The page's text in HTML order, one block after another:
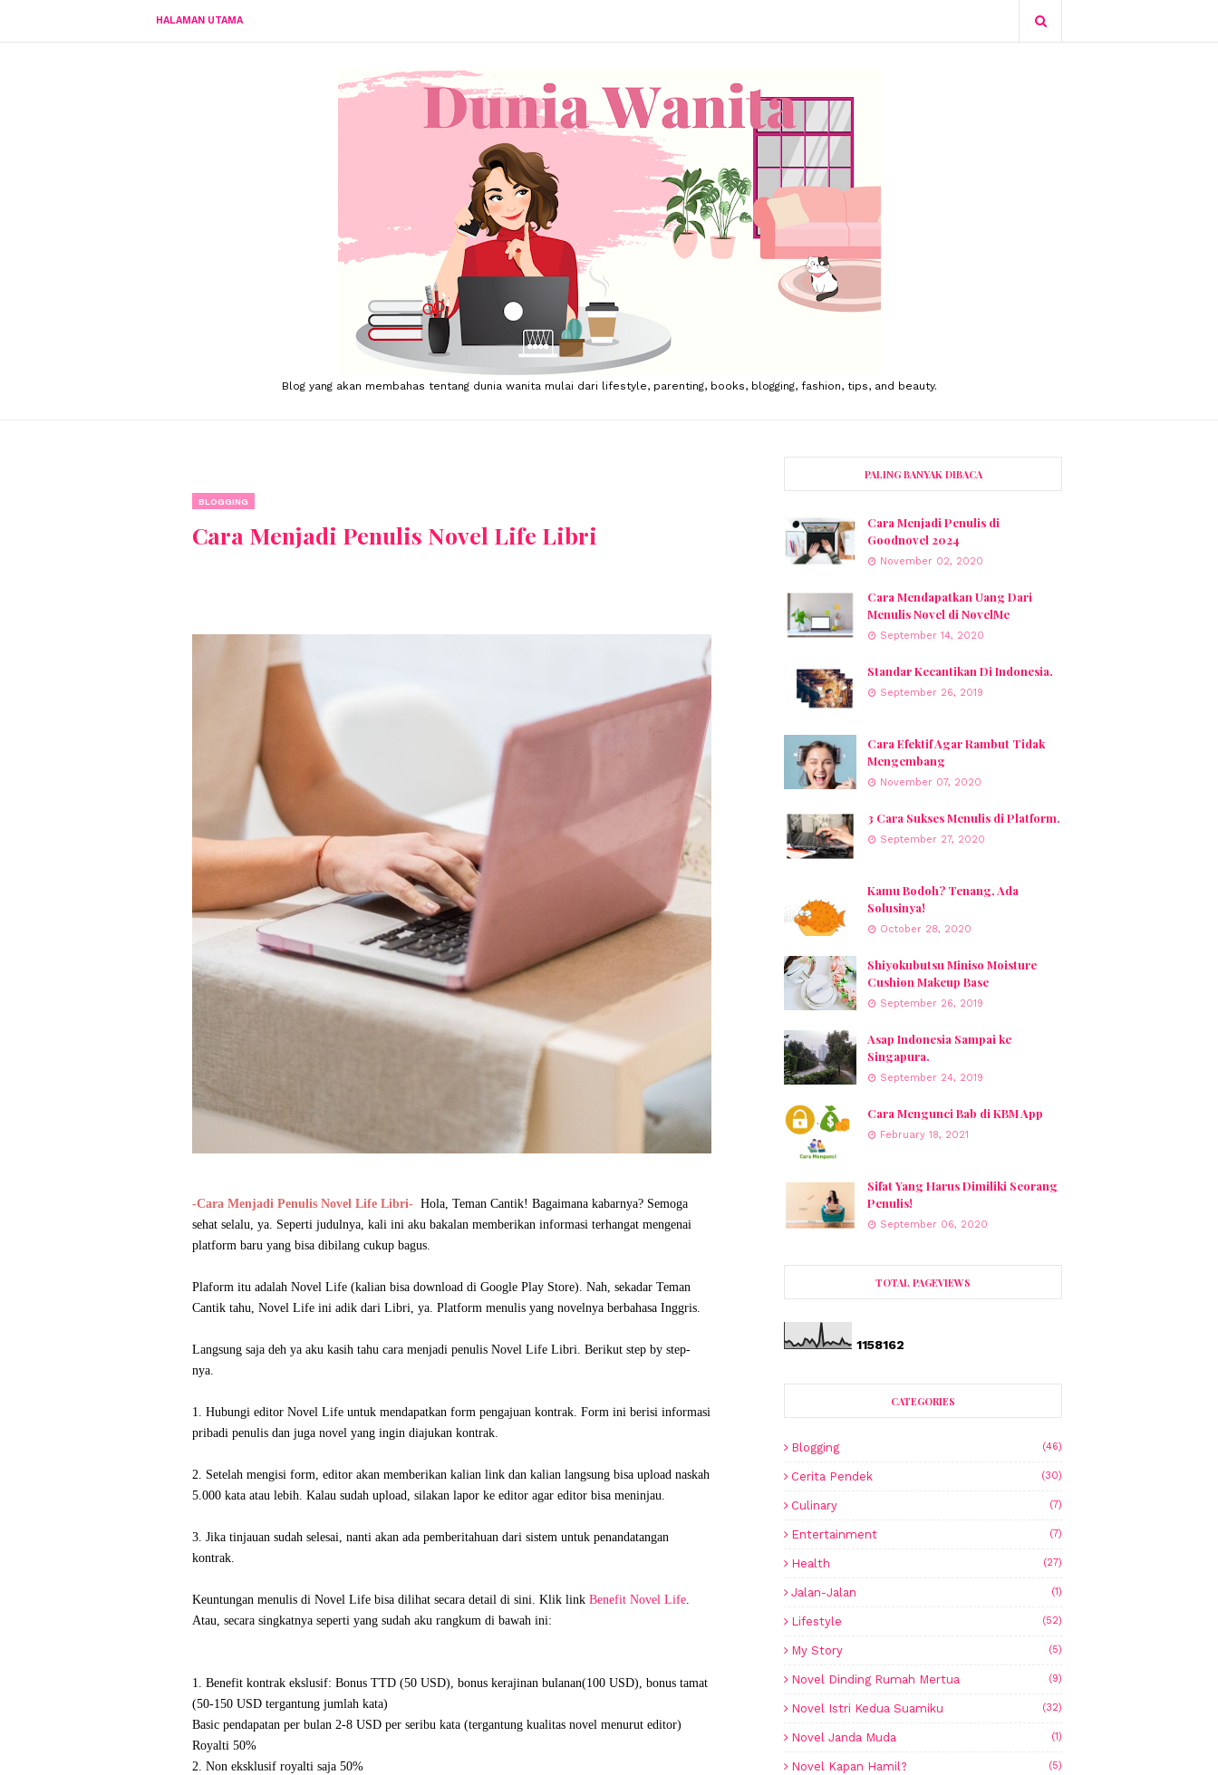
HALAMAN UTAMA
Blog yang akan membahas tentang dunia wanita mulai dari lifestyle, parenting, books, blogging, fashion, tips, and beauty.
BLOGGING
Cara Menjadi Penulis Novel Life Libri
-Cara Menjadi Penulis Novel Life Libri- Hola, Teman Cantik! Bagaimana kabarnya? Semoga
sehat selalu, ya. Seperti judulnya, kali ini aku bakalan memberikan informasi terhangat mengenai
platform baru yang bisa dibilang cukup bagus.
Plaform itu adalah Novel Life (kalian bisa download di Google Play Store). Nah, sekadar Teman
Cantik tahu, Novel Life ini adik dari Libri, ya. Platform menulis yang novelnya berbahasa Inggris.
Langsung saja deh ya aku kasih tahu cara menjadi penulis Novel Life Libri. Berikut step by step-
nya.
1. Hubungi editor Novel Life untuk mendapatkan form pengajuan kontrak. Form ini berisi informasi
pribadi penulis dan juga novel yang ingin diajukan kontrak.
2. Setelah mengisi form, editor akan memberikan kalian link dan kalian langsung bisa upload naskah
5.000 kata atau lebih. Kalau sudah upload, silakan lapor ke editor agar editor bisa meninjau.
3. Jika tinjauan sudah selesai, nanti akan ada pemberitahuan dari sistem untuk penandatangan
kontrak.
Keuntungan menulis di Novel Life bisa dilihat secara detail di sini. Klik link Benefit Novel Life.
Atau, secara singkatnya seperti yang sudah aku rangkum di bawah ini:
1. Benefit kontrak ekslusif: Bonus TTD (50 USD), bonus kerajinan bulanan(100 USD), bonus tamat
(50-150 USD tergantung jumlah kata)
Basic pendapatan per bulan 2-8 USD per seribu kata (tergantung kualitas novel menurut editor)
Royalti 50%
2. Non eksklusif royalti saja 50%
PALING BANYAK DIBACA
Cara Menjadi Penulis di
Goodnovel 2024
November 02, 2020
Cara Mendapatkan Uang Dari
Menulis Novel di NovelMe
September 14, 2020
Standar Kecantikan Di Indonesia.
September 26, 2019
Cara Efektif Agar Rambut Tidak
Mengembang
November 07, 2020
3 Cara Sukses Menulis di Platform.
September 27, 2020
Kamu Bodoh? Tenang, Ada
Solusinya!
October 28, 2020
Shiyokubutsu Miniso Moisture
Cushion Makeup Base
September 26, 2019
Asap Indonesia Sampai ke
Singapura.
September 24, 2019
Cara Mengunci Bab di KBM App
February 18, 2021
Sifat Yang Harus Dimiliki Seorang
Penulis!
September 06, 2020
TOTAL PAGEVIEWS
1158162
CATEGORIES
Blogging (46)
Cerita Pendek (30)
Culinary (7)
Entertainment (7)
Health (27)
Jalan-Jalan (1)
Lifestyle (52)
My Story (5)
Novel Dinding Rumah Mertua (9)
Novel Istri Kedua Suamiku (32)
Novel Janda Muda (1)
Novel Kapan Hamil? (5)